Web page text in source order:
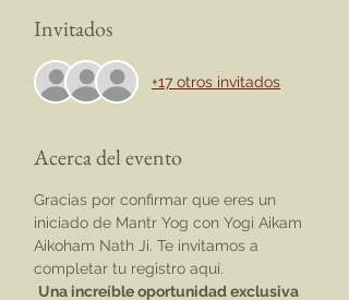
Invitados
+17 otros invitados
Acerca del evento
Gracias por confirmar que eres un
iniciado de Mantr Yog con Yogi Aikam
Aikoham Nath Ji. Te invitamos a
completar tu registro aquí.
Una increíble oportunidad exclusiva